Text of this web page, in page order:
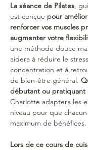
La séance de Pilates,
est conçue pour
renforcer vos muscles
augmenter votre
une méthode douce
aidera à réduire le
concentration et à
de bien-être général.
débutant ou pratiquant
Charlotte adaptera les
niveau pour que
maximum de bénéfices.
Lors de ce cours de